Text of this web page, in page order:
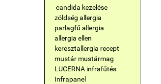
candida kezelése
zöldség allergia
parlagfű allergia
allergia ellen
keresztallergia recept
mustár mustármag
LUCERNA infrafűtés
Infrapanel